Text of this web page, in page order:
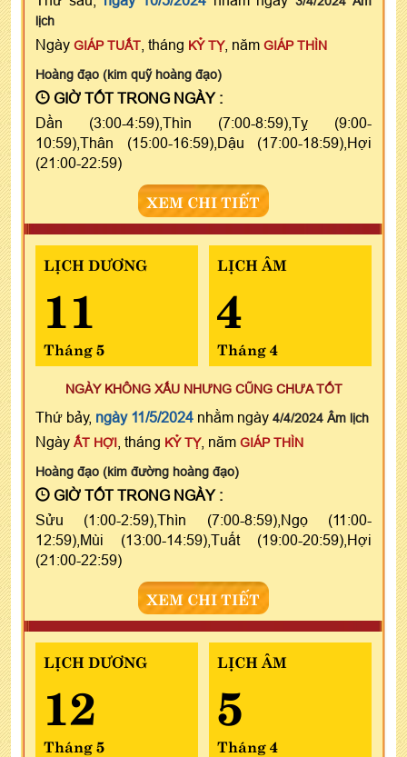
lịch
Ngày GIÁP TUẤT , tháng KỶ TỴ, năm GIÁP THÌN
Hoàng đạo (kim quỹ hoàng đạo)
GIỜ TỐT TRONG NGÀY :
Dần (3:00-4:59),Thìn (7:00-8:59),Tỵ (9:00-
10:59),Thân (15:00-16:59),Dậu (17:00-18:59),Hợi
(21:00-22:59)
XEM CHI TIẾT
LỊCH DƯƠNG
11
Tháng 5
LỊCH ÂM
4
Tháng 4
NGÀY KHÔNG XẤU NHƯNG CŨNG CHƯA TỐT
Thứ bảy, ngày 11/5/2024 nhằm ngày 4/4/2024 Âm lịch
Ngày ẤT HỢI , tháng KỶ TỴ, năm GIÁP THÌN
Hoàng đạo (kim đường hoàng đạo)
GIỜ TỐT TRONG NGÀY :
Sửu (1:00-2:59),Thìn (7:00-8:59),Ngọ (11:00-
12:59),Mùi (13:00-14:59),Tuất (19:00-20:59),Hợi
(21:00-22:59)
XEM CHI TIẾT
LỊCH DƯƠNG
12
Tháng 5
LỊCH ÂM
5
Tháng 4